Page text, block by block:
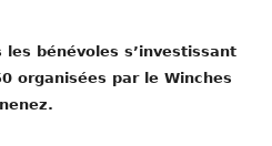
bénévoles s’investissant
organisées par le Winches